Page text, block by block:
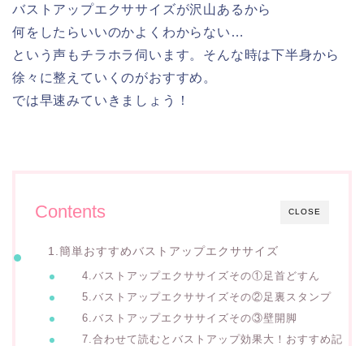
バストアップエクササイズが沢山あるから
何をしたらいいのかよくわからない…
という声もチラホラ伺います。そんな時は下半身から
徐々に整えていくのがおすすめ。
では早速みていきましょう！
CLOSE
Contents
1.簡単おすすめバストアップエクササイズ
4.バストアップエクササイズその①足首どすん
5.バストアップエクササイズその②足裏スタンプ
6.バストアップエクササイズその③壁開脚
7.合わせて読むとバストアップ効果大！おすすめ記